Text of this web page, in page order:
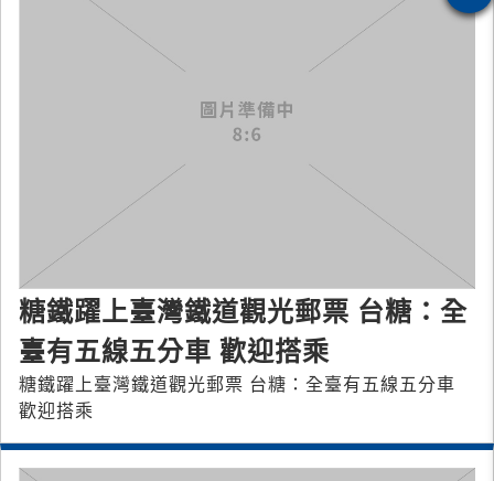
糖鐵躍上臺灣鐵道觀光郵票 台糖：全
臺有五線五分車 歡迎搭乘
糖鐵躍上臺灣鐵道觀光郵票 台糖：全臺有五線五分車
歡迎搭乘